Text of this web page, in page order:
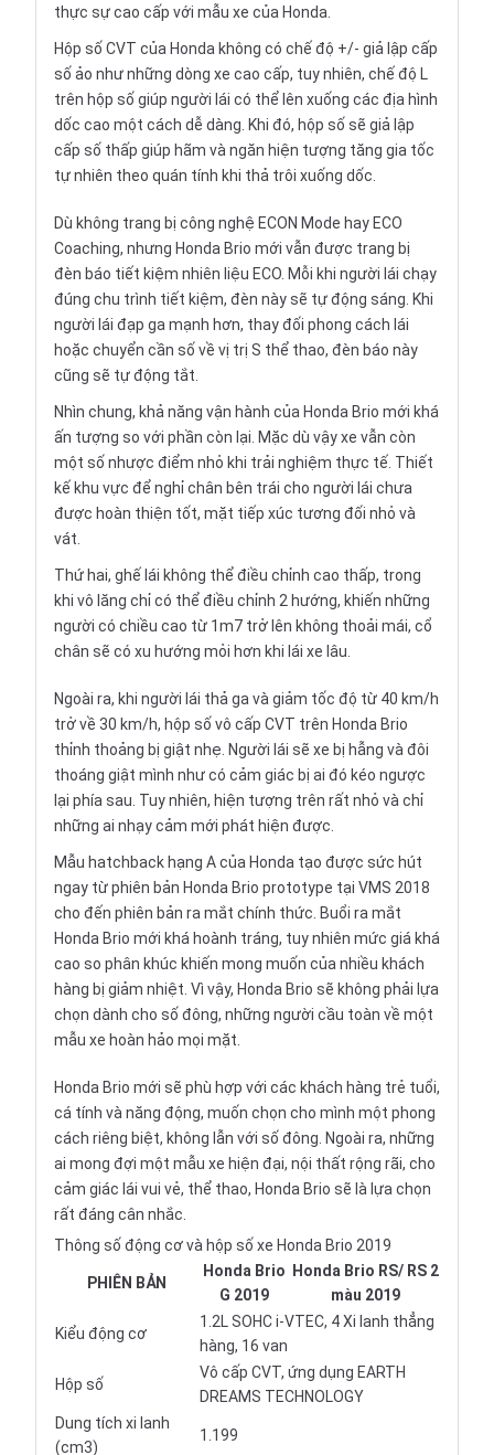
thực sự cao cấp với mẫu xe của Honda.
Hộp số CVT của Honda không có chế độ +/- giả lập cấp
số ảo như những dòng xe cao cấp, tuy nhiên, chế độ L
trên hộp số giúp người lái có thể lên xuống các địa hình
dốc cao một cách dễ dàng. Khi đó, hộp số sẽ giả lập
cấp số thấp giúp hãm và ngăn hiện tượng tăng gia tốc
tự nhiên theo quán tính khi thả trôi xuống dốc.
Dù không trang bị công nghệ ECON Mode hay ECO
Coaching, nhưng Honda Brio mới vẫn được trang bị
đèn báo tiết kiệm nhiên liệu ECO. Mỗi khi người lái chạy
đúng chu trình tiết kiệm, đèn này sẽ tự động sáng. Khi
người lái đạp ga mạnh hơn, thay đối phong cách lái
hoặc chuyển cần số về vị trị S thể thao, đèn báo này
cũng sẽ tự động tắt.
Nhìn chung, khả năng vận hành của Honda Brio mới khá
ấn tượng so với phần còn lại. Mặc dù vậy xe vẫn còn
một số nhược điểm nhỏ khi trải nghiệm thực tế. Thiết
kế khu vực để nghỉ chân bên trái cho người lái chưa
được hoàn thiện tốt, mặt tiếp xúc tương đối nhỏ và
vát.
Thứ hai, ghế lái không thể điều chỉnh cao thấp, trong
khi vô lăng chỉ có thể điều chỉnh 2 hướng, khiến những
người có chiều cao từ 1m7 trở lên không thoải mái, cổ
chân sẽ có xu hướng mỏi hơn khi lái xe lâu.
Ngoài ra, khi người lái thả ga và giảm tốc độ từ 40 km/h
trở về 30 km/h, hộp số vô cấp CVT trên Honda Brio
thỉnh thoảng bị giật nhẹ. Người lái sẽ xe bị hẫng và đôi
thoáng giật mình như có cảm giác bị ai đó kéo ngược
lại phía sau. Tuy nhiên, hiện tượng trên rất nhỏ và chỉ
những ai nhạy cảm mới phát hiện được.
Mẫu hatchback hạng A của Honda tạo được sức hút
ngay từphiên bản Honda Brio prototype tại VMS 2018
cho đến phiên bản ra mắt chính thức. Buổi ra mắt
Honda Brio mới khá hoành tráng, tuy nhiên mức giá khá
cao so phân khúc khiến mong muốn của nhiều khách
hàng bị giảm nhiệt. Vì vậy, Honda Brio sẽ không phải lựa
chọn dành cho số đông, những người cầu toàn về một
mẫu xe hoàn hảo mọi mặt.
Honda Brio mới sẽ phù hợp với các khách hàng trẻ tuổi,
cá tính và năng động, muốn chọn cho mình một phong
cách riêng biệt, không lẫn với số đông. Ngoài ra, những
ai mong đợi một mẫu xe hiện đại, nội thất rộng rãi, cho
cảm giác lái vui vẻ, thể thao, Honda Brio sẽ là lựa chọn
rất đáng cân nhắc.
Thông số động cơ và hộp số xe Honda Brio 2019
PHIÊN BẢN
Honda Brio
G 2019
Honda Brio RS/ RS 2
màu 2019
Kiểu động cơ
1.2L SOHC i-VTEC, 4 Xi lanh thẳng
hàng, 16 van
Hộp số
Vô cấp CVT, ứng dụng EARTH
DREAMS TECHNOLOGY
Dung tích xi lanh
(cm3)
1.199